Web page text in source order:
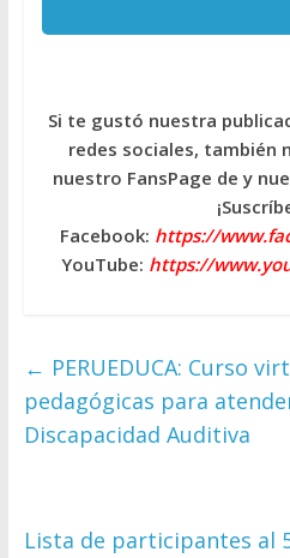
Si te gustó nuestra
redes sociales, también
nuestro FansPage de y
Facebook: https://
YouTube: https://
← PERUEDUCA: Curso
pedagógicas para
Discapacidad Auditiva
Lista de participantes al